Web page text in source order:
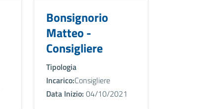
Bonsignorio
Matteo -
Consigliere
Tipologia
Incarico:Consigliere
Data Inizio: 04/10/2021